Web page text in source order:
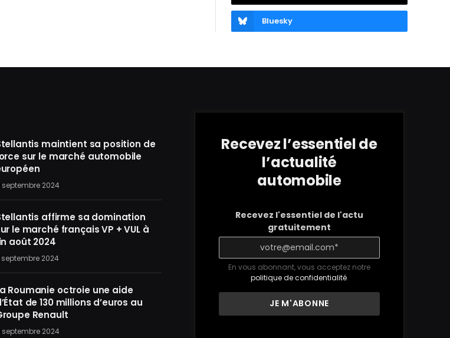
Bluesky
maintient sa position de
sur le marché automobile
septembre 2024
affirme sa domination
le marché français VP + VUL à
août 2024
septembre 2024
Roumanie octroie une aide
de 130 millions d’euros au
Renault
septembre 2024
Recevez l’essentiel de
l’actualité
automobile
Recevez l'essentiel de l'actu
gratuitement
En vous abonnant, vous acceptez notre
politique de confidentialité.